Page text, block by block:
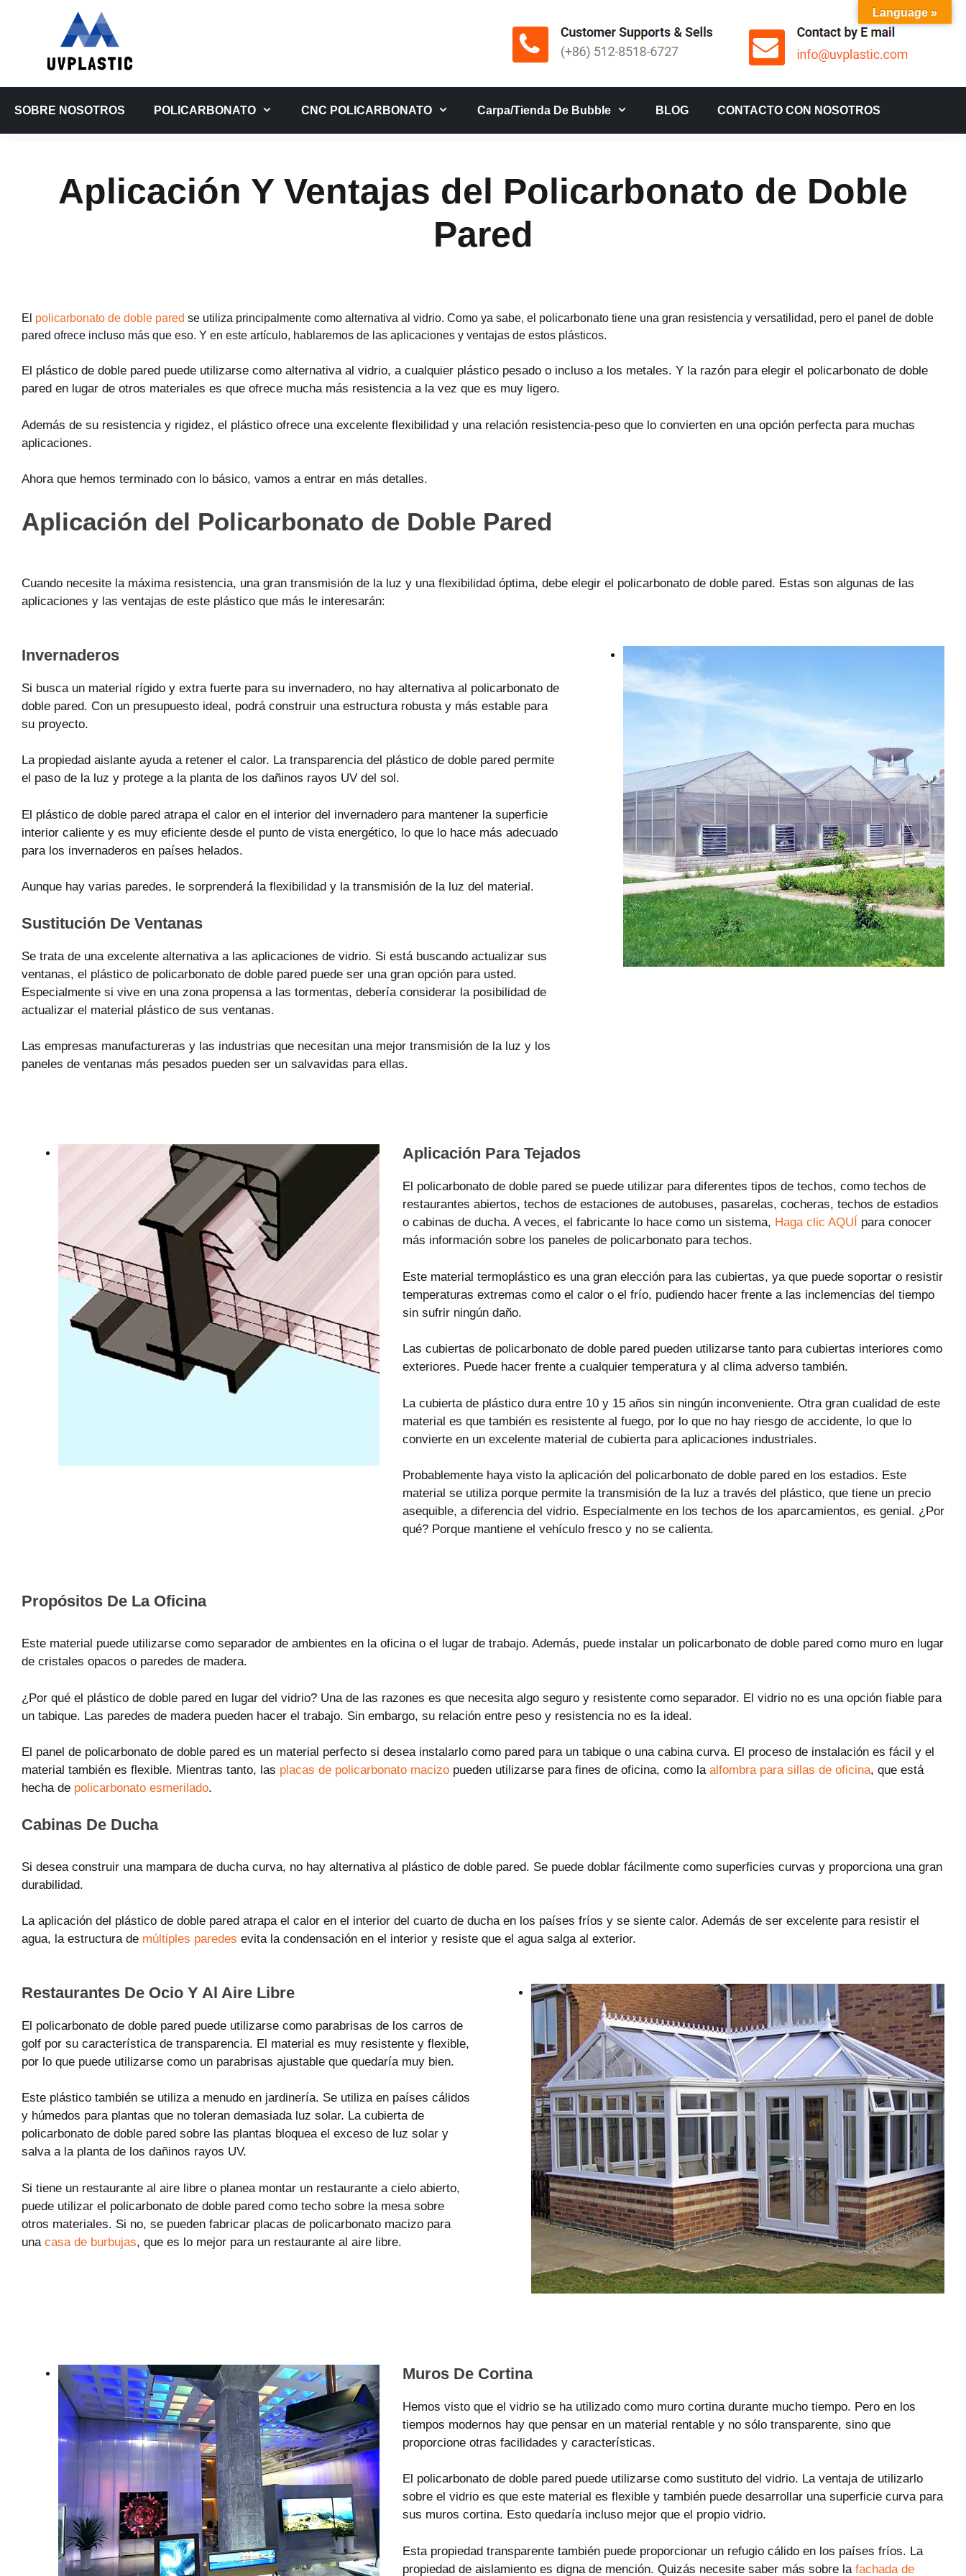
SOBRE NOSOTROS POLICARBONATO CNC POLICARBONATO Carpa/tienda De Bubble BLOG CONTACTO CON NOSOTROS
Aplicación Y Ventajas del Policarbonato de Doble
Pared
El policarbonato de doble pared se utiliza principalmente como alternativa al vidrio. Como ya sabe, el policarbonato tiene una gran resistencia y versatilidad, pero el panel de doble
pared ofrece incluso más que eso. Y en este artículo, hablaremos de las aplicaciones y ventajas de estos plásticos.
El plástico de doble pared puede utilizarse como alternativa al vidrio, a cualquier plástico pesado o incluso a los metales. Y la razón para elegir el policarbonato de doble
pared en lugar de otros materiales es que ofrece mucha más resistencia a la vez que es muy ligero.
Además de su resistencia y rigidez, el plástico ofrece una excelente flexibilidad y una relación resistencia-peso que lo convierten en una opción perfecta para muchas
aplicaciones.
Ahora que hemos terminado con lo básico, vamos a entrar en más detalles.
Aplicación del Policarbonato de Doble Pared
Cuando necesite la máxima resistencia, una gran transmisión de la luz y una flexibilidad óptima, debe elegir el policarbonato de doble pared. Estas son algunas de las
aplicaciones y las ventajas de este plástico que más le interesarán:
Invernaderos
Si busca un material rígido y extra fuerte para su invernadero, no hay alternativa al policarbonato de
doble pared. Con un presupuesto ideal, podrá construir una estructura robusta y más estable para
su proyecto.
La propiedad aislante ayuda a retener el calor. La transparencia del plástico de doble pared permite
el paso de la luz y protege a la planta de los dañinos rayos UV del sol.
El plástico de doble pared atrapa el calor en el interior del invernadero para mantener la superficie
interior caliente y es muy eficiente desde el punto de vista energético, lo que lo hace más adecuado
para los invernaderos en países helados.
Aunque hay varias paredes, le sorprenderá la flexibilidad y la transmisión de la luz del material.
Sustitución De Ventanas
Se trata de una excelente alternativa a las aplicaciones de vidrio. Si está buscando actualizar sus
ventanas, el plástico de policarbonato de doble pared puede ser una gran opción para usted.
Especialmente si vive en una zona propensa a las tormentas, debería considerar la posibilidad de
actualizar el material plástico de sus ventanas.
Las empresas manufactureras y las industrias que necesitan una mejor transmisión de la luz y los
paneles de ventanas más pesados pueden ser un salvavidas para ellas.
Aplicación Para Tejados
El policarbonato de doble pared se puede utilizar para diferentes tipos de techos, como techos de
restaurantes abiertos, techos de estaciones de autobuses, pasarelas, cocheras, techos de estadios
o cabinas de ducha. A veces, el fabricante lo hace como un sistema, Haga clic AQUÍ para conocer
más información sobre los paneles de policarbonato para techos.
Este material termoplástico es una gran elección para las cubiertas, ya que puede soportar o resistir
temperaturas extremas como el calor o el frío, pudiendo hacer frente a las inclemencias del tiempo
sin sufrir ningún daño.
Las cubiertas de policarbonato de doble pared pueden utilizarse tanto para cubiertas interiores como
exteriores. Puede hacer frente a cualquier temperatura y al clima adverso también.
La cubierta de plástico dura entre 10 y 15 años sin ningún inconveniente. Otra gran cualidad de este
material es que también es resistente al fuego, por lo que no hay riesgo de accidente, lo que lo
convierte en un excelente material de cubierta para aplicaciones industriales.
Probablemente haya visto la aplicación del policarbonato de doble pared en los estadios. Este
material se utiliza porque permite la transmisión de la luz a través del plástico, que tiene un precio
asequible, a diferencia del vidrio. Especialmente en los techos de los aparcamientos, es genial. ¿Por
qué? Porque mantiene el vehículo fresco y no se calienta.
Propósitos De La Oficina
Este material puede utilizarse como separador de ambientes en la oficina o el lugar de trabajo. Además, puede instalar un policarbonato de doble pared como muro en lugar
de cristales opacos o paredes de madera.
¿Por qué el plástico de doble pared en lugar del vidrio? Una de las razones es que necesita algo seguro y resistente como separador. El vidrio no es una opción fiable para
un tabique. Las paredes de madera pueden hacer el trabajo. Sin embargo, su relación entre peso y resistencia no es la ideal.
El panel de policarbonato de doble pared es un material perfecto si desea instalarlo como pared para un tabique o una cabina curva. El proceso de instalación es fácil y el
material también es flexible. Mientras tanto, las placas de policarbonato macizo pueden utilizarse para fines de oficina, como la alfombra para sillas de oficina, que está
hecha de policarbonato esmerilado.
Cabinas De Ducha
Si desea construir una mampara de ducha curva, no hay alternativa al plástico de doble pared. Se puede doblar fácilmente como superficies curvas y proporciona una gran
durabilidad.
La aplicación del plástico de doble pared atrapa el calor en el interior del cuarto de ducha en los países fríos y se siente calor. Además de ser excelente para resistir el
agua, la estructura de múltiples paredes evita la condensación en el interior y resiste que el agua salga al exterior.
Restaurantes De Ocio Y Al Aire Libre
El policarbonato de doble pared puede utilizarse como parabrisas de los carros de
golf por su característica de transparencia. El material es muy resistente y flexible,
por lo que puede utilizarse como un parabrisas ajustable que quedaría muy bien.
Este plástico también se utiliza a menudo en jardinería. Se utiliza en países cálidos
y húmedos para plantas que no toleran demasiada luz solar. La cubierta de
policarbonato de doble pared sobre las plantas bloquea el exceso de luz solar y
salva a la planta de los dañinos rayos UV.
Si tiene un restaurante al aire libre o planea montar un restaurante a cielo abierto,
puede utilizar el policarbonato de doble pared como techo sobre la mesa sobre
otros materiales. Si no, se pueden fabricar placas de policarbonato macizo para
una casa de burbujas, que es lo mejor para un restaurante al aire libre.
Muros De Cortina
Hemos visto que el vidrio se ha utilizado como muro cortina durante mucho tiempo. Pero en los
tiempos modernos hay que pensar en un material rentable y no sólo transparente, sino que
proporcione otras facilidades y características.
El policarbonato de doble pared puede utilizarse como sustituto del vidrio. La ventaja de utilizarlo
sobre el vidrio es que este material es flexible y también puede desarrollar una superficie curva para
sus muros cortina. Esto quedaría incluso mejor que el propio vidrio.
Esta propiedad transparente también puede proporcionar un refugio cálido en los países fríos. La
propiedad de aislamiento es digna de mención. Quizás necesite saber más sobre la fachada de
Language »